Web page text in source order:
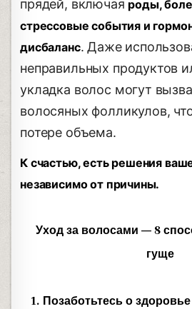
прядей, включая роды,
стрессовые события и
дисбаланс. Даже
неправильных продуктов
укладка волос могут
волосяных фолликулов,
потере объема.
К счастью, есть решения
независимо от причины.
Уход за волосами — 8
гуще
1. Позаботьтесь о